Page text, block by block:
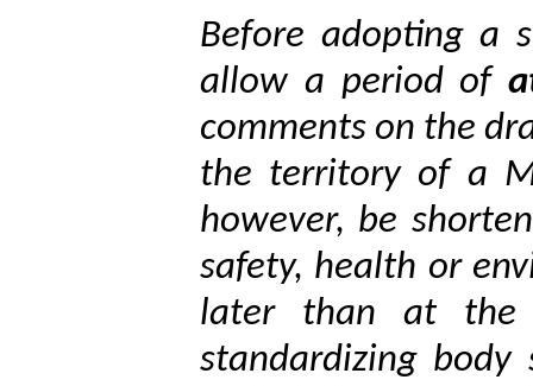
Before adopting a
allow a period of
comments on the
the territory of a
however, be
safety, health or
later than at the
standardizing